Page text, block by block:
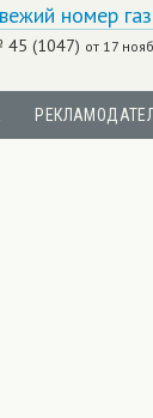
номер
(1047) от 17